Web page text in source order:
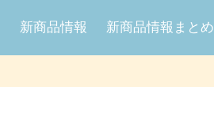
新商品情報 新商品情報まとめ